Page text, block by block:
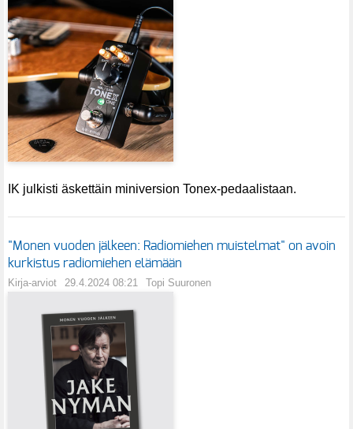
IK julkisti äskettäin miniversion Tonex-pedaalistaan.
"Monen vuoden jälkeen: Radiomiehen muistelmat" on avoin
kurkistus radiomiehen elämään
Kirja-arviot 29.4.2024 08:21 Topi Suuronen